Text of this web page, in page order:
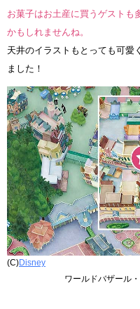
お菓子はお土産に買うゲストも
かもしれませんね。
天井のイラストもとっても可愛
ました！
(C)Disney
ワールドバザール